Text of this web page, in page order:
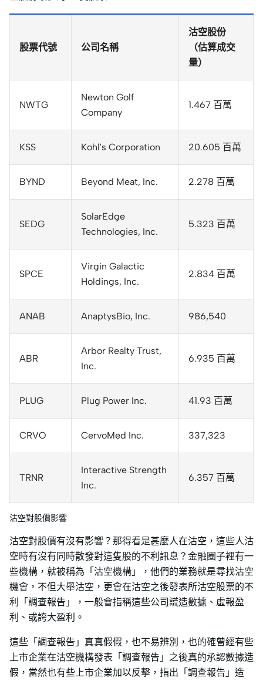
股票代號 公司名稱
沽空股份
（估算成交
量）
NWTG
Newton Golf
Company
1.467 百萬
KSS Kohl's Corporation 20.605 百萬
BYND Beyond Meat, Inc. 2.278 百萬
SEDG
SolarEdge
Technologies, Inc.
5.323 百萬
SPCE
Virgin Galactic
Holdings, Inc.
2.834 百萬
ANAB AnaptysBio, Inc. 986,540
ABR
Arbor Realty Trust,
Inc.
6.935 百萬
PLUG Plug Power Inc. 41.93 百萬
CRVO CervoMed Inc. 337,323
TRNR
Interactive Strength
Inc.
6.357 百萬
沽空對股價影響
沽空對股價有沒有影響？那得看是甚麼人在沽空，這些人沽
空時有沒有同時散發對這隻股的不利訊息？金融圈子裡有一
些機構，就被稱為「沽空機構」，他們的業務就是尋找沽空
機會，不但大舉沽空，更會在沽空之後發表所沽空股票的不
利「調查報告」，一般會指稱這些公司謊造數據、虛報盈
利、或誇大盈利。
這些「調查報告」真真假假，也不易辨別，也的確曾經有些
上市企業在沽空機構發表「調查報告」之後真的承認數據造
假，當然也有些上市企業加以反擊，指出「調查報告」造